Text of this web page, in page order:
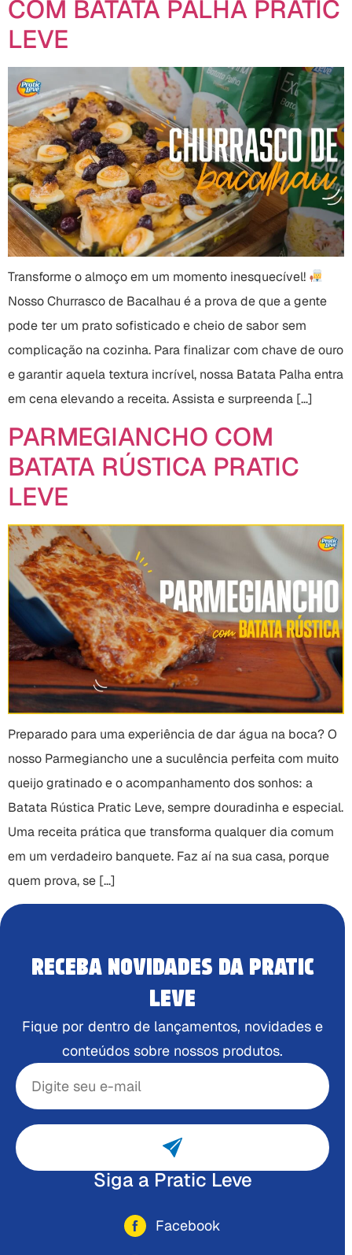
COM BATATA PALHA PRATIC
LEVE
Transforme o almoço em um momento inesquecível!
Nosso Churrasco de Bacalhau é a prova de que a gente
pode ter um prato sofisticado e cheio de sabor sem
complicação na cozinha. Para finalizar com chave de ouro
e garantir aquela textura incrível, nossa Batata Palha entra
em cena elevando a receita. Assista e surpreenda […]
PARMEGIANCHO COM
BATATA RÚSTICA PRATIC
LEVE
Preparado para uma experiência de dar água na boca? O
nosso Parmegiancho une a suculência perfeita com muito
queijo gratinado e o acompanhamento dos sonhos: a
Batata Rústica Pratic Leve, sempre douradinha e especial.
Uma receita prática que transforma qualquer dia comum
em um verdadeiro banquete. Faz aí na sua casa, porque
quem prova, se […]
RECEBA NOVIDADES DA PRATIC
LEVE
Fique por dentro de lançamentos, novidades e
conteúdos sobre nossos produtos.
Siga a Pratic Leve
Facebook